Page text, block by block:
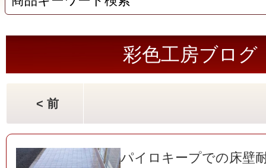
彩色工房ブログ
< 前
パイロキープでの床壁